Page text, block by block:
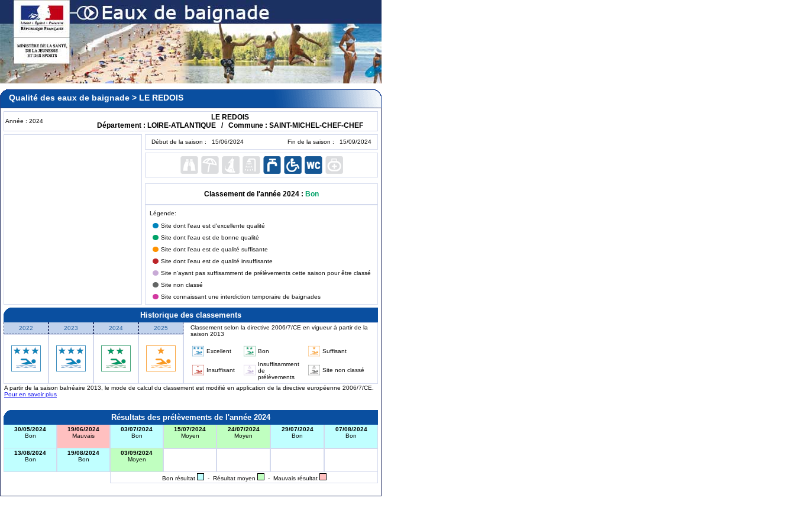
Qualité des eaux de baignade > LE REDOIS
Année : 2024
LE REDOIS
Département : LOIRE-ATLANTIQUE / Commune : SAINT-MICHEL-CHEF-CHEF
Début de la saison : 15/06/2024 Fin de la saison : 15/09/2024
Classement de l'année 2024 : Bon
Légende:
Site dont l'eau est d'excellente qualité
Site dont l'eau est de bonne qualité
Site dont l'eau est de qualité suffisante
Site dont l'eau est de qualité insuffisante
Site n'ayant pas suffisamment de prélèvements cette saison pour être classé
Site non classé
Site connaissant une interdiction temporaire de baignades
Historique des classements
2022 2023 2024 2025
Classement selon la directive 2006/7/CE en vigueur à partir de la
saison 2013
Excellent Bon Suffisant
Insuffisant
Insuffisamment
de
prélèvements
Site non classé
A partir de la saison balnéaire 2013, le mode de calcul du classement est modifié en application de la directive européenne 2006/7/CE.
Pour en savoir plus
Résultats des prélèvements de l'année 2024
30/05/2024
Bon
19/06/2024
Mauvais
03/07/2024
Bon
15/07/2024
Moyen
24/07/2024
Moyen
29/07/2024
Bon
07/08/2024
Bon
13/08/2024
Bon
19/08/2024
Bon
03/09/2024
Moyen
Bon résultat - Résultat moyen - Mauvais résultat